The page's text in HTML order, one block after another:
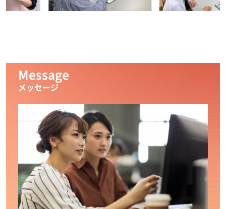
Message
メッセージ